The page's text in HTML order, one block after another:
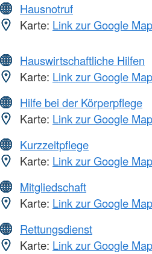
Hausnotruf
Karte: Link zur Google
Hauswirtschaftliche Hilfen
Karte: Link zur Google
Hilfe bei der Körperpflege
Karte: Link zur Google
Kurzzeitpflege
Karte: Link zur Google
Mitgliedschaft
Karte: Link zur Google
Rettungsdienst
Karte: Link zur Google